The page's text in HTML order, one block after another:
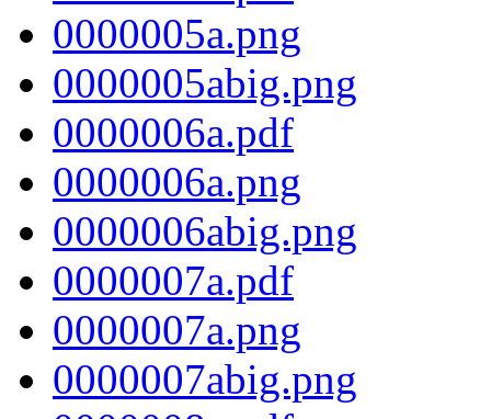
0000005a.png
0000005abig.png
0000006a.pdf
0000006a.png
0000006abig.png
0000007a.pdf
0000007a.png
0000007abig.png